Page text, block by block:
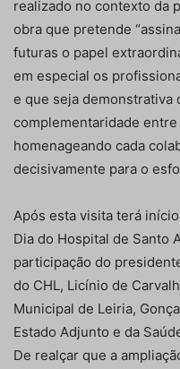
realizado no contexto da
obra que pretende
futuras o papel
em especial os
e que seja demonstrativa
complementaridade
homenageando cada
decisivamente para o
Após esta visita terá
Dia do Hospital de Santo
participação do
do CHL, Licínio de
Municipal de Leiria,
Estado Adjunto e da
De realçar que a